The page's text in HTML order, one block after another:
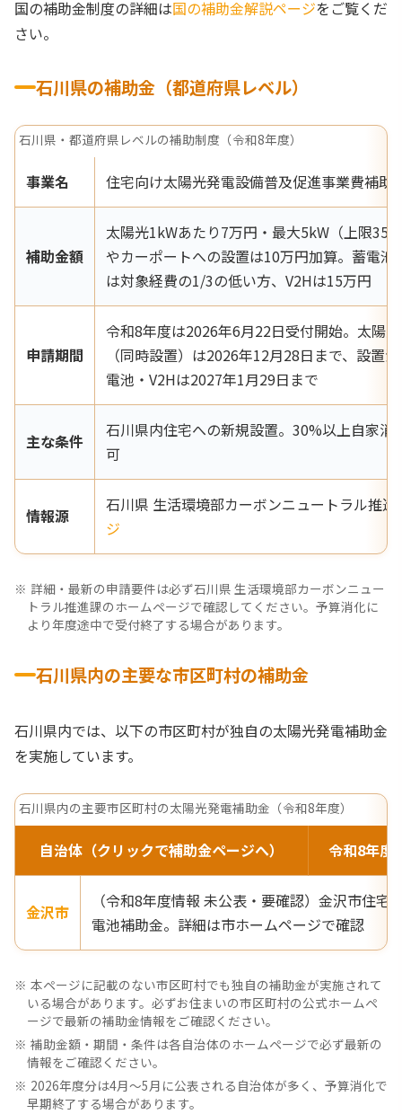
国の補助金制度の詳細は国の補助金解説ページをご覧くだ
さい。
石川県の補助金（都道府県レベル）
石川県・都道府県レベルの補助制度（令和8年度）
事業名 住宅向け太陽光発電設備普及促進事業費補助
補助金額
太陽光1kWあたり7万円・最大5kW（上限35
やカーポートへの設置は10万円加算。蓄電池
は対象経費の1/3の低い方、V2Hは15万円
申請期間
令和8年度は2026年6月22日受付開始。太陽
（同時設置）は2026年12月28日まで、設置
電池・V2Hは2027年1月29日まで
主な条件
石川県内住宅への新規設置。30%以上自家消
可
情報源
石川県 生活環境部カーボンニュートラル推進
ジ
詳細・最新の申請要件は必ず石川県 生活環境部カーボンニュー
トラル推進課のホームページで確認してください。予算消化に
より年度途中で受付終了する場合があります。
石川県内の主要な市区町村の補助金
石川県内では、以下の市区町村が独自の太陽光発電補助金
を実施しています。
石川県内の主要市区町村の太陽光発電補助金（令和8年度）
自治体（クリックで補助金ページへ） 令和8年度
金沢市
（令和8年度情報 未公表・要確認）金沢市住宅
電池補助金。詳細は市ホームページで確認
本ページに記載のない市区町村でも独自の補助金が実施されて
いる場合があります。必ずお住まいの市区町村の公式ホームペ
ージで最新の補助金情報をご確認ください。
補助金額・期間・条件は各自治体のホームページで必ず最新の
情報をご確認ください。
2026年度分は4月〜5月に公表される自治体が多く、予算消化で
早期終了する場合があります。